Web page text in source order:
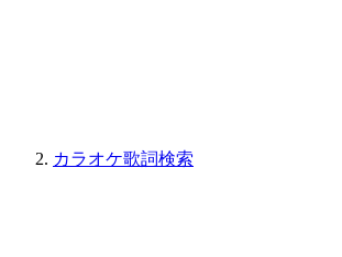
カラオケ歌詞検索